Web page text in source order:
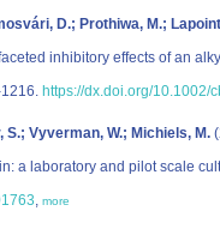
D.; Prothiwa, M.;
inhibitory effects of an
https://dx.doi.org/10.1002/
S.; Vyverman, W.; Michiels, M.
a laboratory and pilot scale
, more